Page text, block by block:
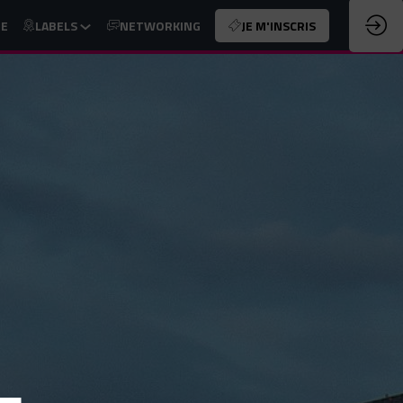
LABELS NETWORKING JE M'INSCRIS